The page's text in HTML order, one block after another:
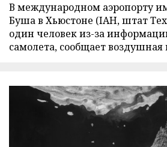
В международном аэропорту
Буша в Хьюстоне (IAH, штат
один человек из-за
самолета, сообщает воздушная